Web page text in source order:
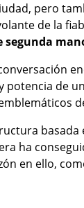
pero
de la
segunda
potencia
ha
en ello,